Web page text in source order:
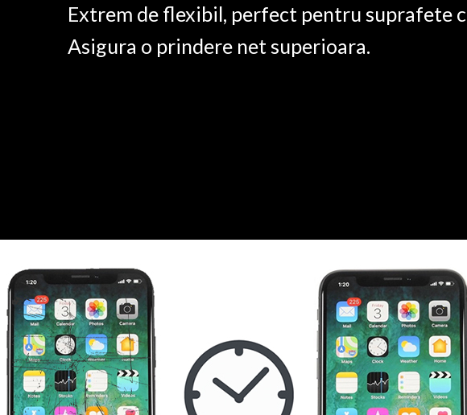
Extrem de flexibil, perfect pentru suprafete
Asigura o prindere net superioara.